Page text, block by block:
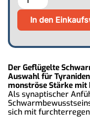
Der Geflügelte
Auswahl für
monströse Stärke mit
Als synaptischer
sich mit